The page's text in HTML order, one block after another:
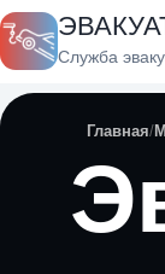
Служба
Главная